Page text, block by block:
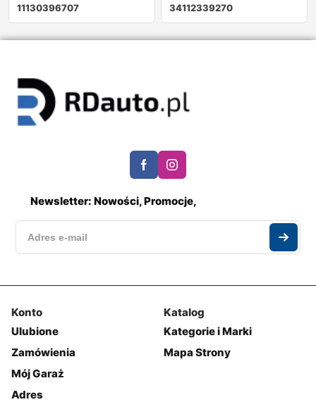
11130396707
34112339270
Newsletter: Nowości, Promocje,
Konto
Ulubione
Zamówienia
Mój Garaż
Adres
Katalog
Kategorie i Marki
Mapa Strony